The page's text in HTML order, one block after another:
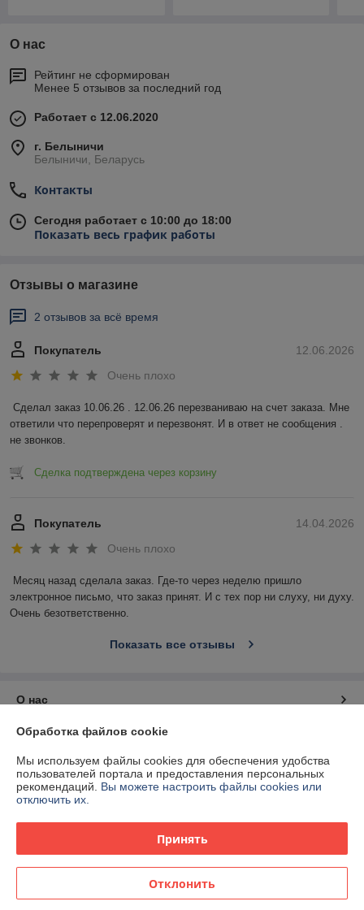
О нас
Рейтинг не сформирован
Менее 5 отзывов за последний год
Работает с 12.06.2020
г. Белыничи
Белыничи, Беларусь
Контакты
Сегодня работает с 10:00 до 18:00
Показать весь график работы
Отзывы о магазине
2 отзывов за всё время
12.06.2026
Покупатель
Очень плохо
Сделал заказ 10.06.26 . 12.06.26 перезваниваю на счет заказа. Мне
ответили что перепроверят и перезвонят. И в ответ не сообщения .
не звонков.
Сделка подтверждена через корзину
14.04.2026
Покупатель
Очень плохо
Месяц назад сделала заказ. Где-то через неделю пришло
электронное письмо, что заказ принят. И с тех пор ни слуху, ни духу.
Очень безответственно.
Показать все отзывы
О нас
Контакты
Доставка и оплата
Полная версия сайта
Политика обработки cookies
Обработка файлов cookie
Мы используем файлы cookies для обеспечения удобства
пользователей портала и предоставления персональных
рекомендаций. Вы можете настроить файлы cookies или
отключить их.
Принять
Отклонить